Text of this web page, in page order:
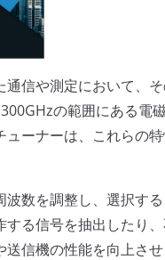
信や測定において、
の範囲にある電
ーナーは、これらの
数を調整し、選択す
る信号を抽出したり
信機の性能を向上さ